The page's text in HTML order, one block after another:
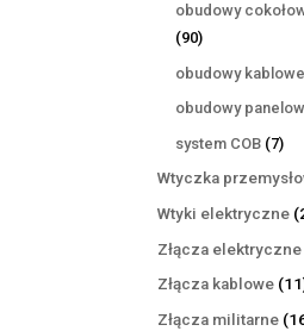
obudowy
9090
produktów
obudowy kablowe
obudowy
system COB 77
Wtyczka
Wtyki elektryczne
Złącza elektryczne
Złącza kablowe 11
Złącza militarne